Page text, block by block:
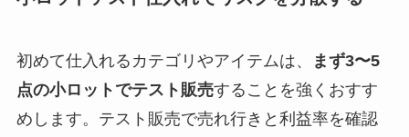
初めて仕入れるカテゴリやアイテムは、
まず3〜5
点の小ロットでテスト販売することを強くおすす
めします。テスト販売で売れ行きと利益率を確認